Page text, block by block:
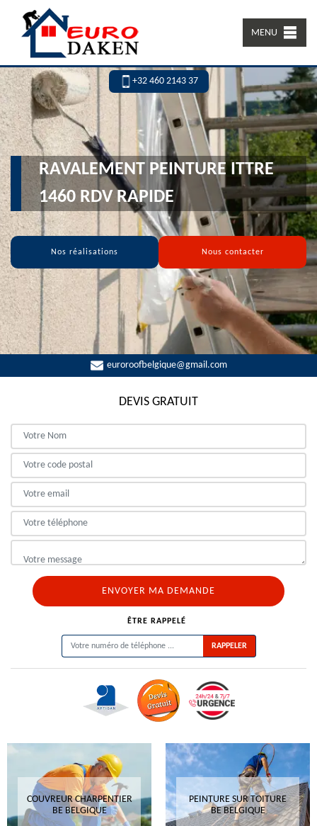
MENU
+32 460 2143 37
RAVALEMENT PEINTURE ITTRE
1460 RDV RAPIDE
Nos réalisations Nous contacter
euroroofbelgique@gmail.com
DEVIS GRATUIT
ÊTRE RAPPELÉ
COUVREUR CHARPENTIER
BE BELGIQUE
PEINTURE SUR TOITURE
BE BELGIQUE